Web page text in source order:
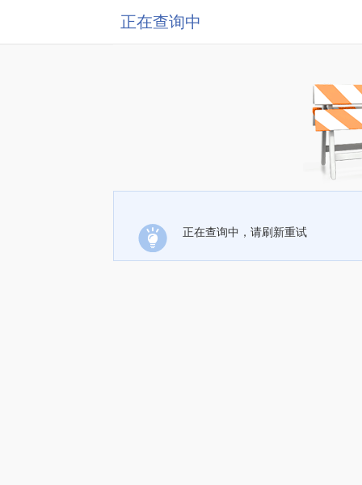
正在查询中
正在查询中，请刷新重试